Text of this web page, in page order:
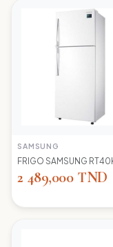
SAMSUNG
2 489,000 TND